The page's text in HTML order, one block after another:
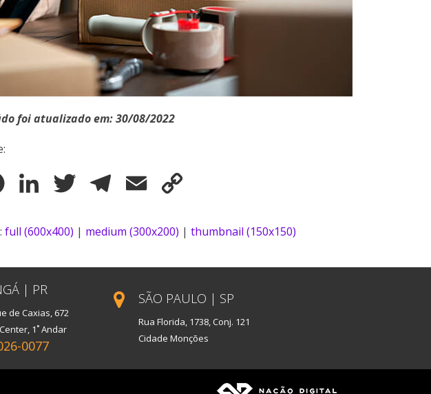
foi atualizado em: 30/08/2022
FacebookLinkedIn Twitter TelegramEmail
: full (600x400) | medium (300x200) | thumbnail (150x150)
| PR
de Caxias, 672
1˚ Andar
0077
SÃO PAULO | SP
Rua Florida, 1738, Conj. 121
Cidade Monções